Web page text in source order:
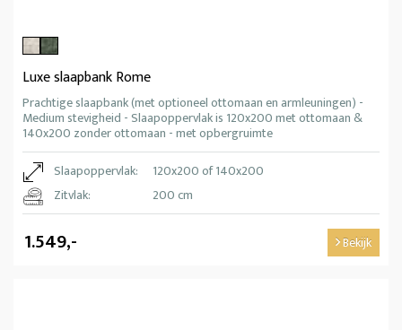
Luxe slaapbank Rome
Prachtige slaapbank (met optioneel ottomaan en armleuningen) -
Medium stevigheid - Slaapoppervlak is 120x200 met ottomaan &
140x200 zonder ottomaan - met opbergruimte
Slaapoppervlak:
120x200 of 140x200
Zitvlak:
200 cm
1.549,- Bekijk